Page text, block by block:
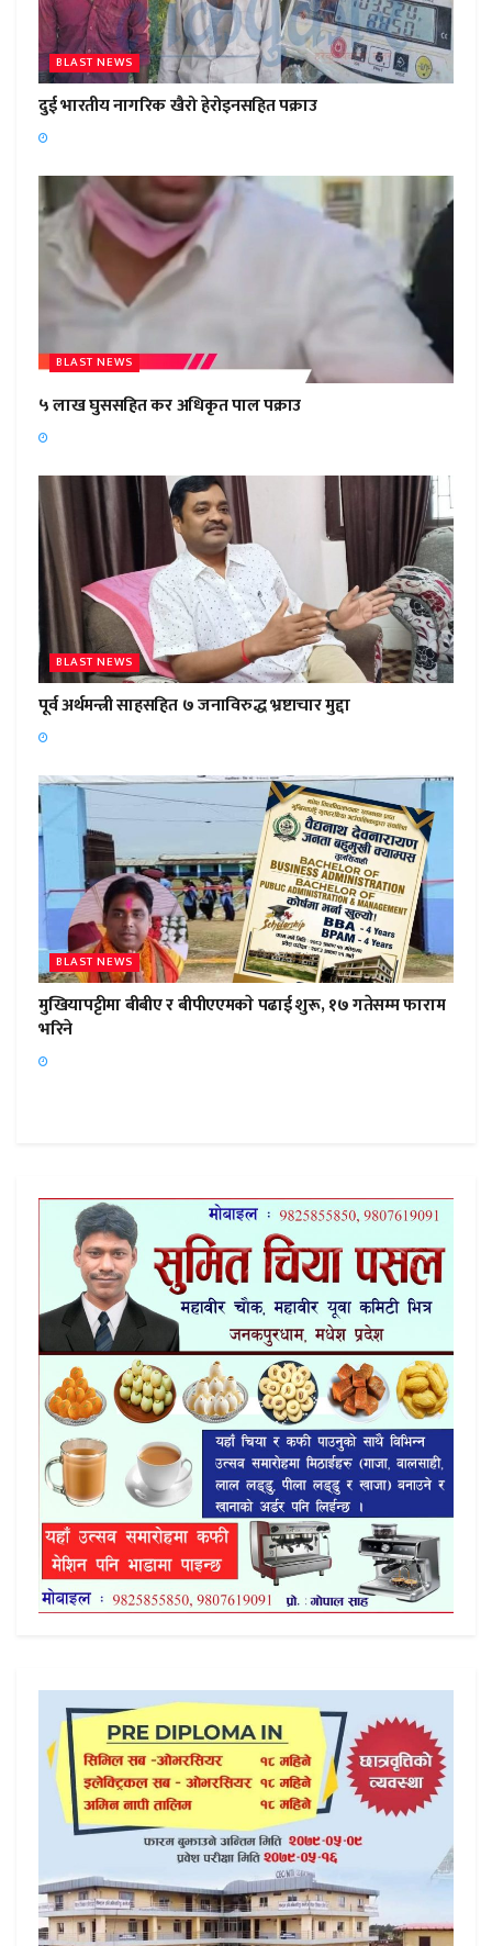
BLAST NEWS
दुई भारतीय नागरिक खैरो हेरोइनसहित पक्राउ
BLAST NEWS
५ लाख घुससहित कर अधिकृत पाल पक्राउ
BLAST NEWS
पूर्व अर्थमन्त्री साहसहित ७ जनाविरुद्ध भ्रष्टाचार मुद्दा
BLAST NEWS
मुखियापट्टीमा बीबीए र बीपीएएमकाे पढाई शुरू, १७ गतेसम्म फाराम
भरिने